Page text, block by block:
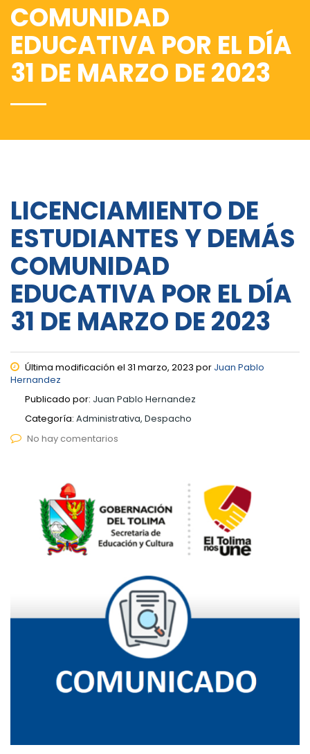
COMUNIDAD
EDUCATIVA POR EL DÍA
31 DE MARZO DE 2023
LICENCIAMIENTO DE
ESTUDIANTES Y DEMÁS
COMUNIDAD
EDUCATIVA POR EL DÍA
31 DE MARZO DE 2023
Última modificación el 31 marzo, 2023 por Juan Pablo
Hernandez
Publicado por: Juan Pablo Hernandez
Categoría: Administrativa, Despacho
No hay comentarios